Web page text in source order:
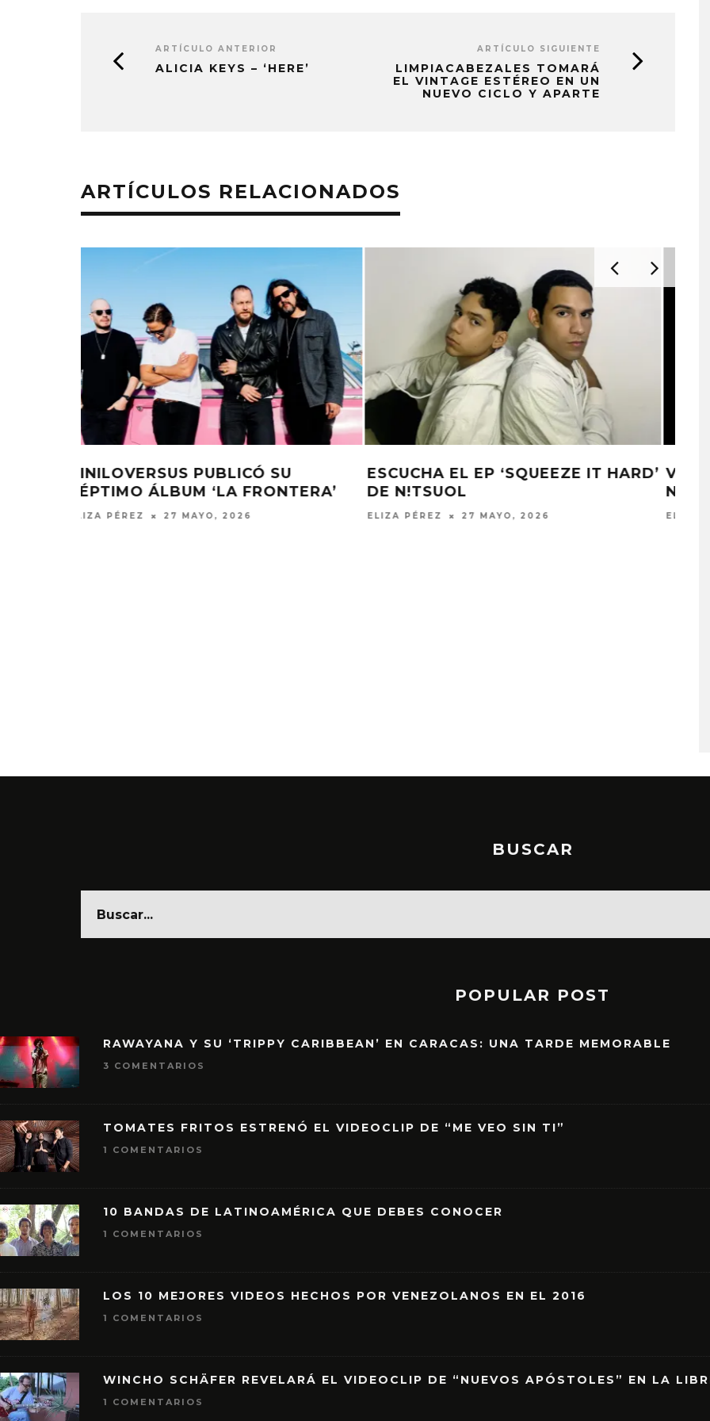
ARTÍCULO ANTERIOR
ALICIA KEYS – ‘HERE’
ARTÍCULO SIGUIENTE
LIMPIACABEZALES TOMARÁ
EL VINTAGE ESTÉREO EN UN
NUEVO CICLO Y APARTE
ARTÍCULOS RELACIONADOS
ESCUCHA EL EP ‘SQUEEZE IT HARD’
DE N!TSUOL
ELIZA PÉREZ 27 MAYO, 2026
VINILOVERSUS PRESENTA SU
NUEVO SENCILLO ‘EL AVIÓN’
ELIZA PÉREZ 30 ABRIL, 2026
BUSCAR
POPULAR POST
RAWAYANA Y SU ‘TRIPPY CARIBBEAN’ EN CARACAS: UNA TARDE MEMORABLE
3 COMENTARIOS
TOMATES FRITOS ESTRENÓ EL VIDEOCLIP DE “ME VEO SIN TI”
1 COMENTARIOS
10 BANDAS DE LATINOAMÉRICA QUE DEBES CONOCER
1 COMENTARIOS
LOS 10 MEJORES VIDEOS HECHOS POR VENEZOLANOS EN EL 2016
1 COMENTARIOS
WINCHO SCHÄFER REVELARÁ EL VIDEOCLIP DE “NUEVOS APÓSTOLES” EN LA
1 COMENTARIOS